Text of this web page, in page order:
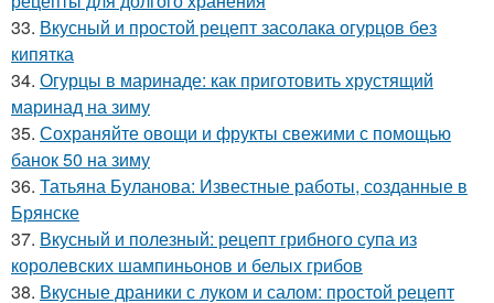
33. Вкусный и простой рецепт засолака огурцов без
кипятка
34. Огурцы в маринаде: как приготовить хрустящий
маринад на зиму
35. Сохраняйте овощи и фрукты свежими с помощью
банок 50 на зиму
36. Татьяна Буланова: Известные работы, созданные в
Брянске
37. Вкусный и полезный: рецепт грибного супа из
королевских шампиньонов и белых грибов
38. Вкусные драники с луком и салом: простой рецепт